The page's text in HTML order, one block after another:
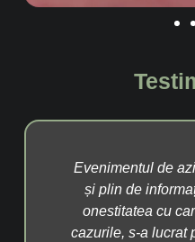
Evenimentul de
și plin de
onestitatea cu
cazurile, s-a lucrat